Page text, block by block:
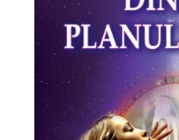
Psihologie
Dezvoltare personală
Astrologie
Știință
Seria Montauk